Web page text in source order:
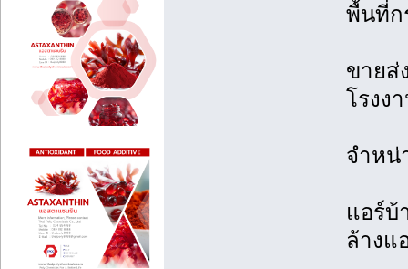
พื้นที่ก
ขายส่
โรงง
จำหน่
แอร์บ้
ล้างแ